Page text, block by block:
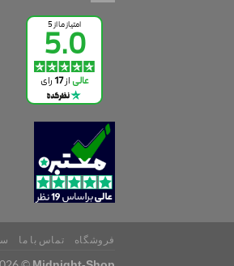
فروشگاه تماس با ما